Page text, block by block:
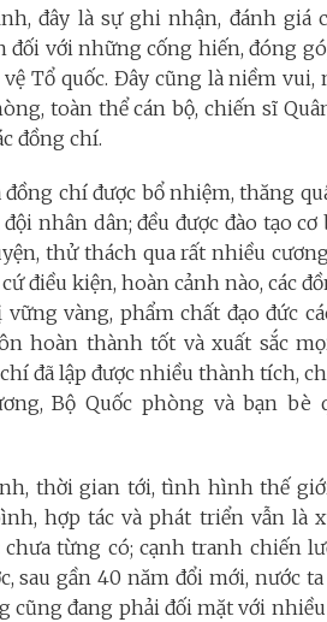
đây là sự ghi nhận, đánh giá
đối với những cống hiến, đóng
Tổ quốc. Đây cũng là niềm
toàn thể cán bộ, chiến sĩ
đồng chí.
chí được bổ nhiệm, thăng
nhân dân; đều được đào tạo
thử thách qua rất nhiều
điều kiện, hoàn cảnh nào, các
vàng, phẩm chất đạo đức
hoàn thành tốt và xuất sắc
đã lập được nhiều thành tích,
Bộ Quốc phòng và bạn
thời gian tới, tình hình thế
hợp tác và phát triển vẫn là
từng có; cạnh tranh chiến
sau gần 40 năm đổi mới, nước
cũng đang phải đối mặt với